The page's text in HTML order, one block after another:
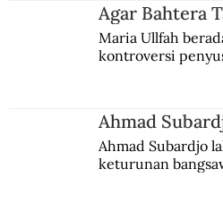
Agar Bahtera
Maria Ullfah
kontroversi
Ahmad
Ahmad Subardjo
keturunan